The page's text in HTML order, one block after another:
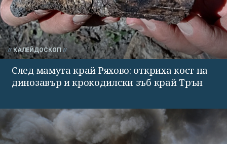
КАЛЕЙДОСКОП
След мамута край Ряхово: откриха кост на
динозавър и крокодилски зъб край Трън